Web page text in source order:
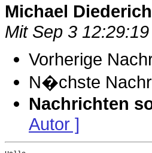
Michael Diederich
Mit Sep 3
Vorherige
N�chste
Nachrichten
Autor ]